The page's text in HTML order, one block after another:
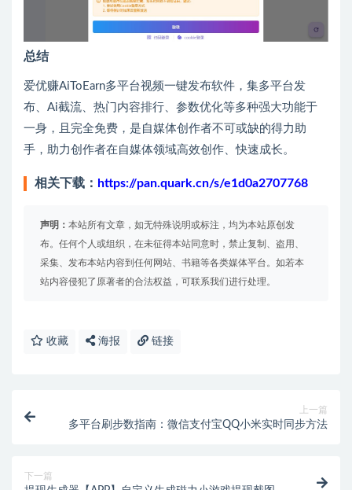
总结
爱优赚AiToEarn多平台视频一键发布软件，集多平台发
布、Ai截流、热门内容排行、参数优化等多种强大功能于
一身，且完全免费，是自媒体创作者不可或缺的得力助
手，助力创作者在自媒体领域高效创作、快速成长。
相关下载： https://pan.quark.cn/s/e1d0a2707768
声明： 本站所有文章，如无特殊说明或标注，均为本站原创发
布。任何个人或组织，在未征得本站同意时，禁止复制、盗用、
采集、发布本站内容到任何网站、书籍等各类媒体平台。如若本
站内容侵犯了原著者的合法权益，可联系我们进行处理。
收藏 海报 链接
上一篇
多平台刷步数指南：微信支付宝QQ小米实时同步方法
下一篇